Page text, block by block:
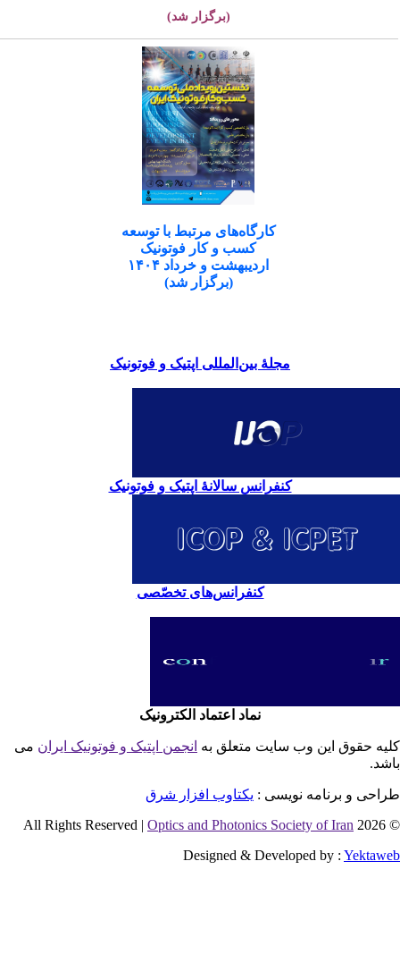
(برگزار شد)
کارگاه‌های مرتبط با توسعه
کسب و کار فوتونیک
اردیبهشت و خرداد ۱۴۰۴
(برگزار شد)
مجلۀ بین‌المللی اپتیک و فوتونیک
کنفرانس سالانۀ اپتیک و فوتونیک
کنفرانس‌های تخصّصی
نماد اعتماد الکترونیک
حقوق این وب سایت متعلق بهانجمن اپتیک و فوتونیک ایران می
و برنامه نویسی : یکتاوب افزار شرق
©
Optics and Photonics Society of Iran
Designed & Developed by :